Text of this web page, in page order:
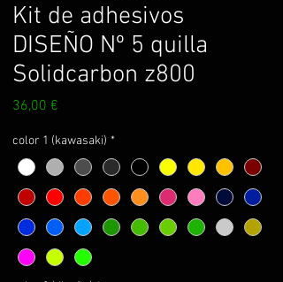
Kit de adhesivos
DISEÑO Nº 5 quilla
Solidcarbon z800
36,00 €
color 1 (kawasaki) *